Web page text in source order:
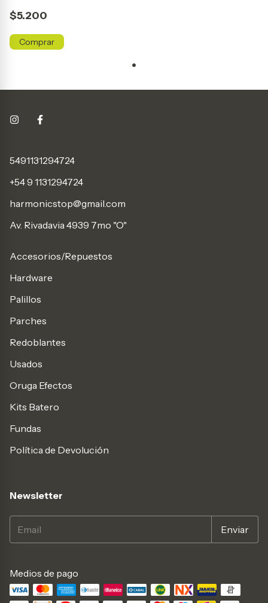
$5.200
5491131294724
+54 9 1131294724
harmonicstop@gmail.com
Av. Rivadavia 4939 7mo "O"
Accesorios/Repuestos
Hardware
Palillos
Parches
Redoblantes
Usados
Oruga Efectos
Kits Batero
Fundas
Política de Devolución
Newsletter
Medios de pago